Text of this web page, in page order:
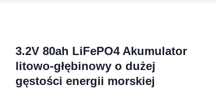
3.2V 80ah LiFePO4 Akumulator
litowo-głębinowy o dużej
gęstości energii morskiej